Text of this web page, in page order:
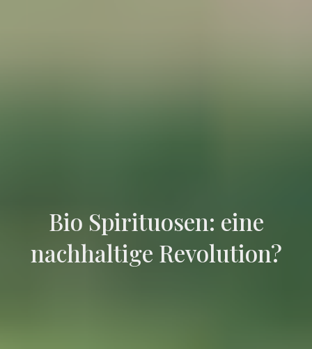
Bio Spirituosen: eine
nachhaltige Revolution?